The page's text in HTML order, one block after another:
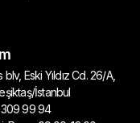
Eski Yıldız Cd. 26/A,
İstanbul
99 94